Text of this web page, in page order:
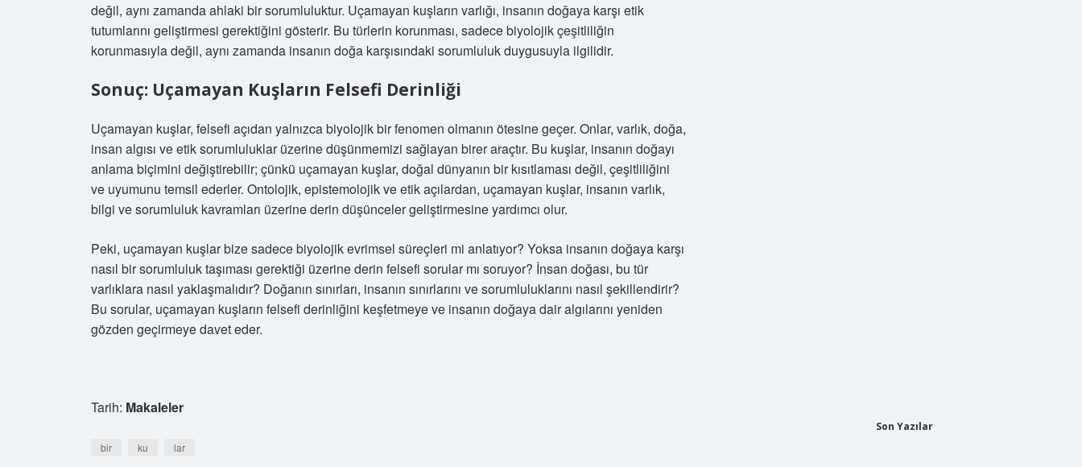
değil, aynı zamanda ahlaki bir sorumluluktur. Uçamayan kuşların varlığı, insanın doğaya karşı etik
tutumlarını geliştirmesi gerektiğini gösterir. Bu türlerin korunması, sadece biyolojik çeşitliliğin
korunmasıyla değil, aynı zamanda insanın doğa karşısındaki sorumluluk duygusuyla ilgilidir.
Sonuç: Uçamayan Kuşların Felsefi Derinliği
Uçamayan kuşlar, felsefi açıdan yalnızca biyolojik bir fenomen olmanın ötesine geçer. Onlar, varlık, doğa,
insan algısı ve etik sorumluluklar üzerine düşünmemizi sağlayan birer araçtır. Bu kuşlar, insanın doğayı
anlama biçimini değiştirebilir; çünkü uçamayan kuşlar, doğal dünyanın bir kısıtlaması değil, çeşitliliğini
ve uyumunu temsil ederler. Ontolojik, epistemolojik ve etik açılardan, uçamayan kuşlar, insanın varlık,
bilgi ve sorumluluk kavramları üzerine derin düşünceler geliştirmesine yardımcı olur.
Peki, uçamayan kuşlar bize sadece biyolojik evrimsel süreçleri mi anlatıyor? Yoksa insanın doğaya karşı
nasıl bir sorumluluk taşıması gerektiği üzerine derin felsefi sorular mı soruyor? İnsan doğası, bu tür
varlıklara nasıl yaklaşmalıdır? Doğanın sınırları, insanın sınırlarını ve sorumluluklarını nasıl şekillendirir?
Bu sorular, uçamayan kuşların felsefi derinliğini keşfetmeye ve insanın doğaya dair algılarını yeniden
gözden geçirmeye davet eder.
Tarih: Makaleler
bir ku lar
Son Yazılar